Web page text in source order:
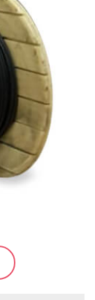
в
до 1 КВ
горение, на
линий